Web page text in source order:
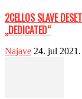
2CELLOS SLAVE
„DEDICATED“
Najave 24. jul 2021.